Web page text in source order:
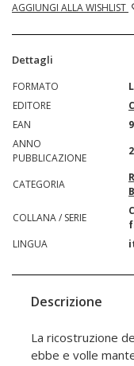
AGGIUNGI ALLA WISHLIST
Dettagli
FORMATO
EDITORE
EAN
ANNO
PUBBLICAZIONE
CATEGORIA
COLLANA / SERIE
LINGUA
Descrizione
La ricostruzione
ebbe e volle